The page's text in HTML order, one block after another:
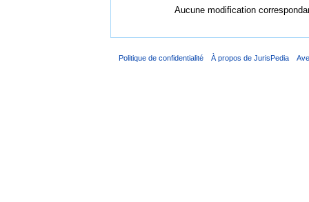
Aucune modification
Politique de confidentialité À propos de JurisPedia